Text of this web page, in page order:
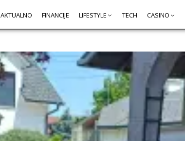
AKTUALNO FINANCIJE LIFESTYLE TECH CASINO